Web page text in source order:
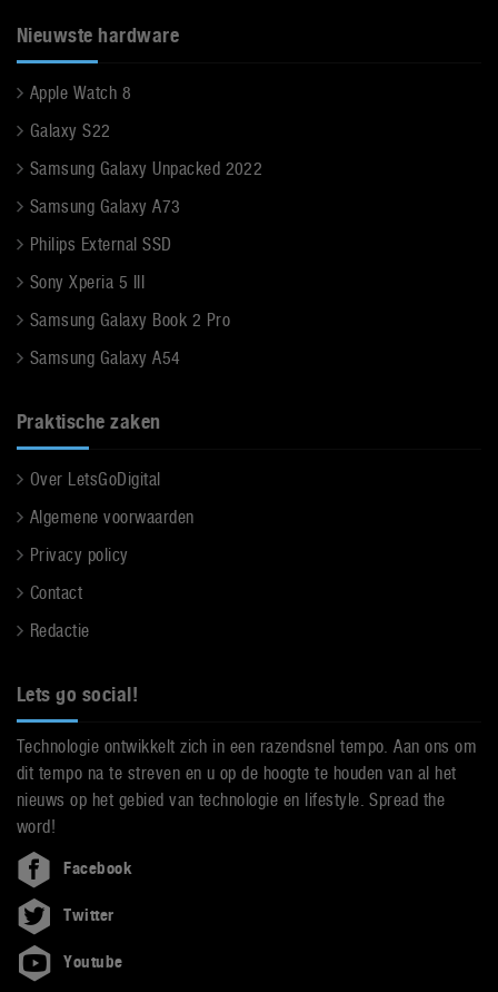
Nieuwste hardware
Apple Watch 8
Galaxy S22
Samsung Galaxy Unpacked 2022
Samsung Galaxy A73
Philips External SSD
Sony Xperia 5 III
Samsung Galaxy Book 2 Pro
Samsung Galaxy A54
Praktische zaken
Over LetsGoDigital
Algemene voorwaarden
Privacy policy
Contact
Redactie
Lets go social!
Technologie ontwikkelt zich in een razendsnel tempo. Aan ons om
dit tempo na te streven en u op de hoogte te houden van al het
nieuws op het gebied van technologie en lifestyle. Spread the
word!
Facebook
Twitter
Youtube